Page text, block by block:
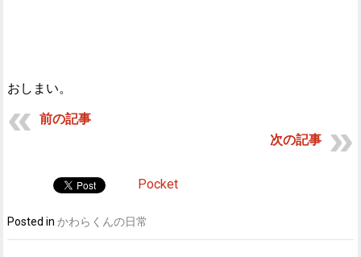
おしまい。
前の記事
次の記事
Pocket
Posted inかわらくんの日常